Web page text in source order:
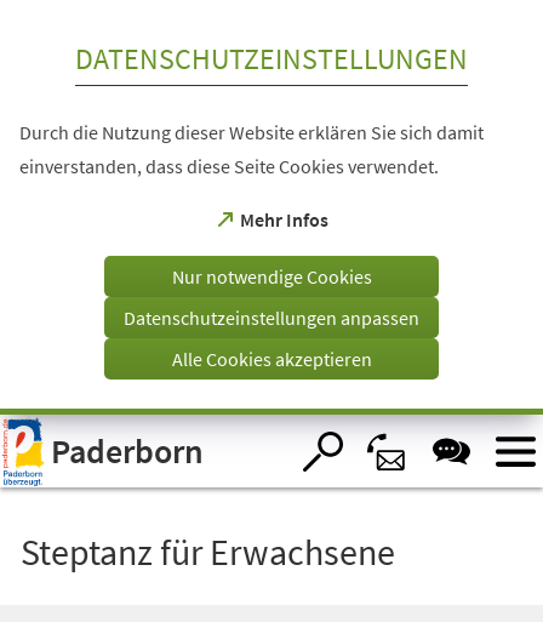
Visuelle
Assistenzsoftware
öffnen.
DATENSCHUTZEINSTELLUNGEN
Durch die Nutzung dieser Website erklären Sie sich damit
einverstanden, dass diese Seite Cookies verwendet.
Mehr Infos
(Öffnet
einem
Tab)
Nur notwendige Cookies
Datenschutzeinstellungen anpassen
Alle Cookies akzeptieren
Paderborn
Steptanz für Erwachsene